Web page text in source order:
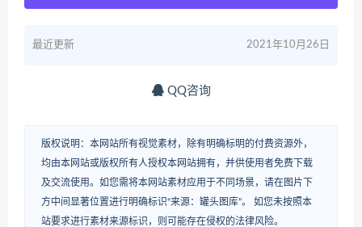
最近更新 2021年10月26日
QQ咨询
版权说明：本网站所有视觉素材，除有明确标明的付费资源外，
均由本网站或版权所有人授权本网站拥有，并供使用者免费下载
及交流使用。如您需将本网站素材应用于不同场景，请在图片下
方中间显著位置进行明确标识“来源：罐头图库”。 如您未按照本
站要求进行素材来源标识，则可能存在侵权的法律风险。